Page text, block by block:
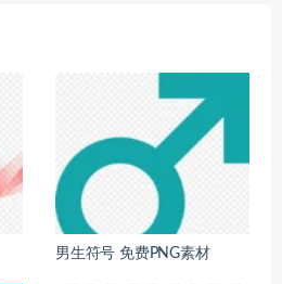
男生符号 免费PNG素材